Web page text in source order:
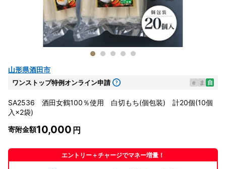
山形県酒田市
ワンストップ特例オンライン申請 e ま 自
SA2536 酒田女鶴100％使用 白切もち(個包装) 計20個(10個
入×2袋)
寄附金額10,000
エントリー＋チャージでマネー増量！